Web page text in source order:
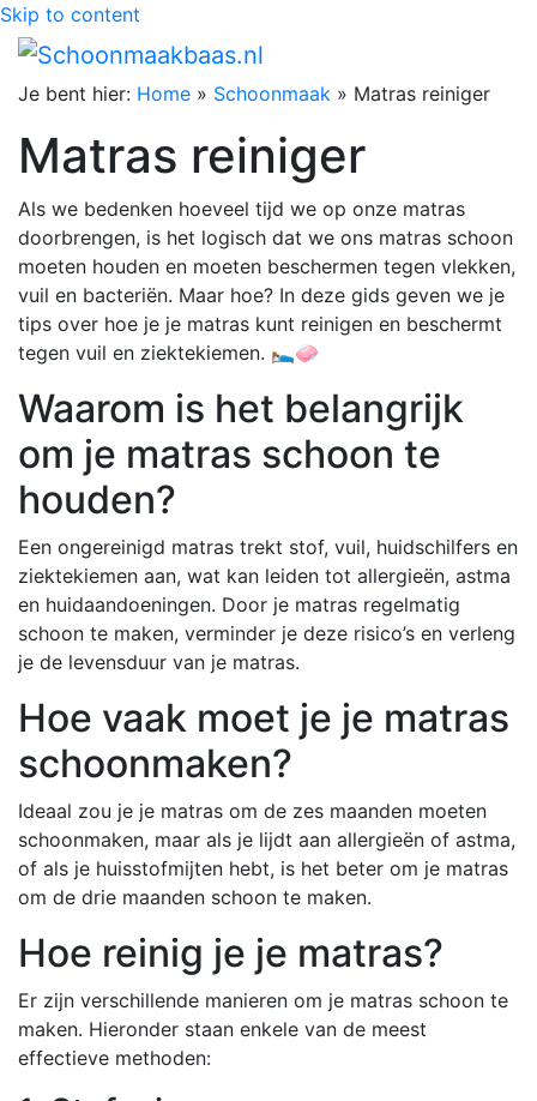
Skip to content
Je bent hier: Home » Schoonmaak » Matras reiniger
Matras reiniger
Als we bedenken hoeveel tijd we op onze matras
doorbrengen, is het logisch dat we ons matras schoon
moeten houden en moeten beschermen tegen vlekken,
vuil en bacteriën. Maar hoe? In deze gids geven we je
tips over hoe je je matras kunt reinigen en beschermt
tegen vuil en ziektekiemen. 🛌🧼
Waarom is het belangrijk
om je matras schoon te
houden?
Een ongereinigd matras trekt stof, vuil, huidschilfers en
ziektekiemen aan, wat kan leiden tot allergieën, astma
en huidaandoeningen. Door je matras regelmatig
schoon te maken, verminder je deze risico’s en verleng
je de levensduur van je matras.
Hoe vaak moet je je matras
schoonmaken?
Ideaal zou je je matras om de zes maanden moeten
schoonmaken, maar als je lijdt aan allergieën of astma,
of als je huisstofmijten hebt, is het beter om je matras
om de drie maanden schoon te maken.
Hoe reinig je je matras?
Er zijn verschillende manieren om je matras schoon te
maken. Hieronder staan enkele van de meest
effectieve methoden: